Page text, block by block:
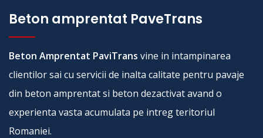
Beton amprentat PaveTrans
Beton Amprentat PaviTrans vine in intampinarea
clientilor sai cu servicii de inalta calitate pentru pavaje
din beton amprentat si beton dezactivat avand o
experienta vasta acumulata pe intreg teritoriul
Romaniei.